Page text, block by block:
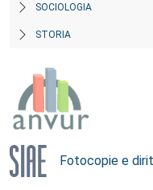
SOCIOLOGIA
STORIA
Fotocopie e